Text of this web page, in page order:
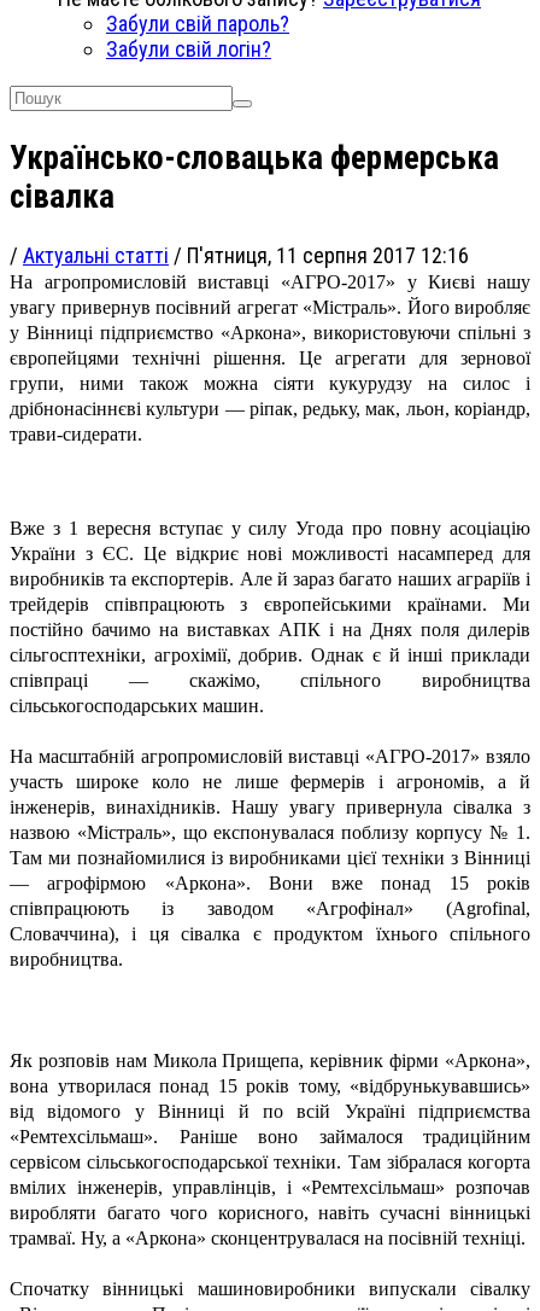
Забули свій пароль?
Забули свій логін?
Українсько-словацька фермерська
сівалка
/ Актуальні статті / П'ятниця, 11 серпня 2017 12:16
На агропромисловій виставці «АГРО-2017» у Києві нашу
увагу привернув посівний агрегат «Містраль». Його виробляє
у Вінниці підприємство «Аркона», використовуючи спільні з
європейцями технічні рішення. Це агрегати для зернової
групи, ними також можна сіяти кукурудзу на силос і
дрібнонасіннєві культури — ріпак, редьку, мак, льон, коріандр,
трави-сидерати.
Вже з 1 вересня вступає у силу Угода про повну асоціацію
України з ЄС. Це відкриє нові можливості насамперед для
виробників та експортерів. Але й зараз багато наших аграріїв і
трейдерів співпрацюють з європейськими країнами. Ми
постійно бачимо на виставках АПК і на Днях поля дилерів
сільгосптехніки, агрохімії, добрив. Однак є й інші приклади
співпраці — скажімо, спільного виробництва
сільськогосподарських машин.
На масштабній агропромисловій виставці «АГРО-2017» взяло
участь широке коло не лише фермерів і агрономів, а й
інженерів, винахідників. Нашу увагу привернула сівалка з
назвою «Містраль», що експонувалася поблизу корпусу № 1.
Там ми познайомилися із виробниками цієї техніки з Вінниці
— агрофірмою «Аркона». Вони вже понад 15 років
співпрацюють із заводом «Агрофінал» (Agrofinal,
Словаччина), і ця сівалка є продуктом їхнього спільного
виробництва.
Як розповів нам Микола Прищепа, керівник фірми «Аркона»,
вона утворилася понад 15 років тому, «відбрунькувавшись»
від відомого у Вінниці й по всій Україні підприємства
«Ремтехсільмаш». Раніше воно займалося традиційним
сервісом сільськогосподарської техніки. Там зібралася когорта
вмілих інженерів, управлінців, і «Ремтехсільмаш» розпочав
виробляти багато чого корисного, навіть сучасні вінницькі
трамваї. Ну, а «Аркона» сконцентрувалася на посівній техніці.
Спочатку вінницькі машиновиробники випускали сівалку